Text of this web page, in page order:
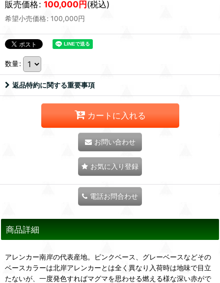
販売価格: 100,000円(税込)
希望小売価格: 100,000円
数量:
返品特約に関する重要事項
カートに入れる
お問い合わせ
お気に入り登録
電話お問合わせ
商品詳細
アレンカー南岸の代表産地。ピンクベース、グレーベースなどその
ベースカラーは北岸アレンカーとは全く異なり入荷時は地味で目立
たないが、一度発色すればマグマを思わせる燃える様な深い赤がで